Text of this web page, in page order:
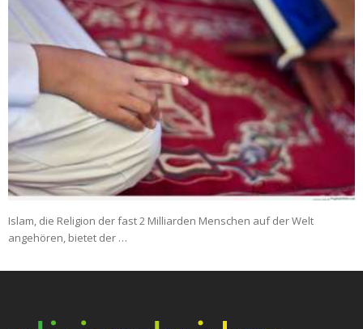
Islam, die Religion der fast 2 Milliarden Menschen auf der Welt
angehören, bietet der …